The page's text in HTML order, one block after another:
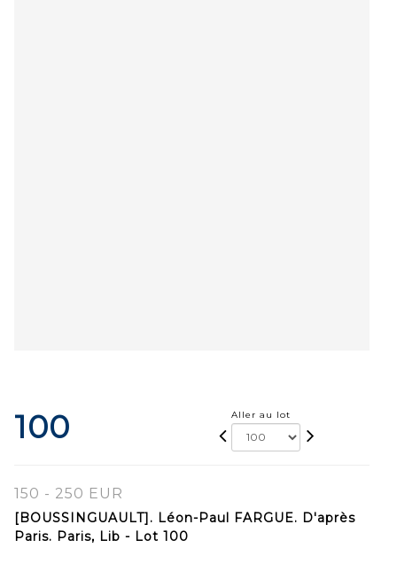
100 Aller au lot
150 - 250 EUR
[BOUSSINGUAULT]. Léon-Paul FARGUE. D'après
Paris. Paris, Lib - Lot 100